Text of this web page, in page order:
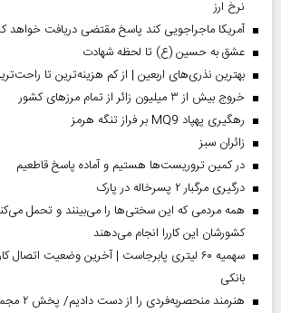
نرخ ارز
آمریکا ماجراجویی کند پاسخ مقتضی دریافت خواهد
عشق به حسین (ع) تا لحظه شهادت
بهترین نذری‌های اربعین | از کم هزینه‌ترین تا
خروج بیش از ۳ میلیون زائر از تمام مرز‌های کشور
رهگیری پهپاد MQ9 بر فراز تنگه هرمز
‌زائران سبز
در کمین تروریست‌ها هستیم و آماده پاسخ قاطعیم
درگیری مرگبار ۲ پسرخاله در پارک
همه مردمی که این سختی‌ها را می‌بینند و تحمل
کشورشان این کاررا انجام می‌دهند
سهمیه ۶۰ لیتری پابرجاست | آخرین وضعیت
بانکی
هنرمند